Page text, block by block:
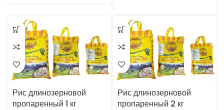
Рис длинозерновой
пропаренный 1 кг
Рис длинозерновой
пропаренный 2 кг